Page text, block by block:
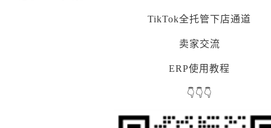
TikTok全托管下店通道
卖家交流
ERP使用教程
👇👇👇